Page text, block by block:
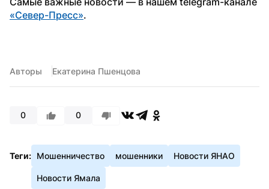
«Север-Пресс».
Авторы Екатерина Пшенцова
0 0
Теги: Мошенничество мошенники Новости ЯНАО
Новости Ямала